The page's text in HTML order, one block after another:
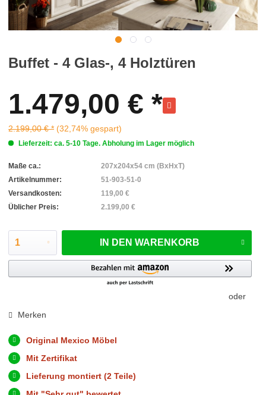
Buffet - 4 Glas-, 4 Holztüren
1.479,00 € *
2.199,00 € * (32,74% gespart)
Lieferzeit: ca. 5-10 Tage. Abholung im Lager möglich
Maße ca.:
207x204x54 cm (BxHxT)
Artikelnummer:
51-903-51-0
Versandkosten:
119,00 €
Üblicher Preis:
2.199,00 €
IN DEN WARENKORB
oder
Merken
Original Mexico Möbel
Mit Zertifikat
Lieferung montiert (2 Teile)